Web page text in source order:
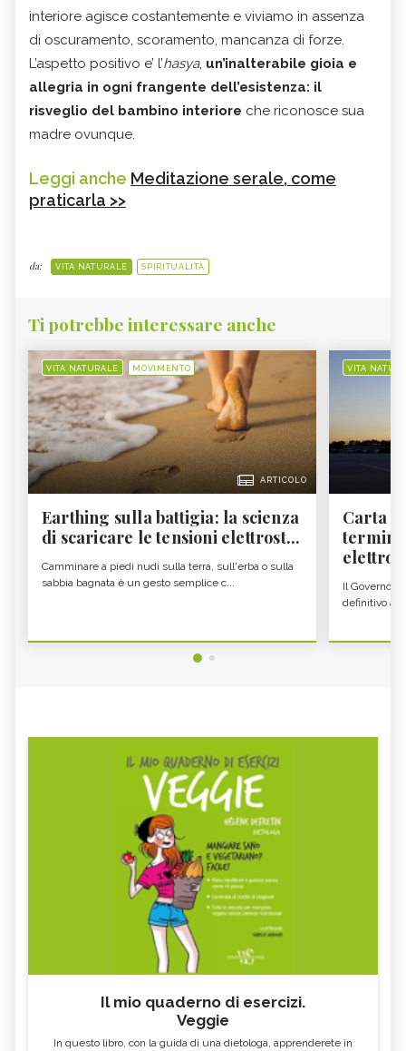
interiore agisce costantemente e viviamo in assenza
di oscuramento, scoramento, mancanza di forze.
L’aspetto positivo e’ l’hasya, un’inalterabile gioia e
allegria in ogni frangente dell’esistenza: il
risveglio del bambino interiore che riconosce sua
madre ovunque.
Leggi anche Meditazione serale, come
praticarla >>
da: VITA NATURALE SPIRITUALITÀ
Ti potrebbe interessare anche
VITA NATURALE MOVIMENTO
ARTICOLO
Earthing sulla battigia: la scienza
di scaricare le tensioni elettrost...
Camminare a piedi nudi sulla terra, sull'erba o sulla
sabbia bagnata è un gesto semplice c...
VITA
Carta
Il Governo
definitivo
Il mio quaderno di esercizi.
Veggie
In questo libro, con la guida di una dietologa, apprenderete in